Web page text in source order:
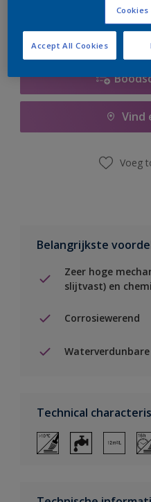
Vind
Voeg
Belangrijkste
Zeer hoge
slijtvast) en
Corrosiewerend
Technical
Accept All Cookies